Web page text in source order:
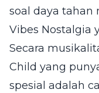
soal daya tahan
Vibes Nostalgia
Secara
Child yang
spesial adalah